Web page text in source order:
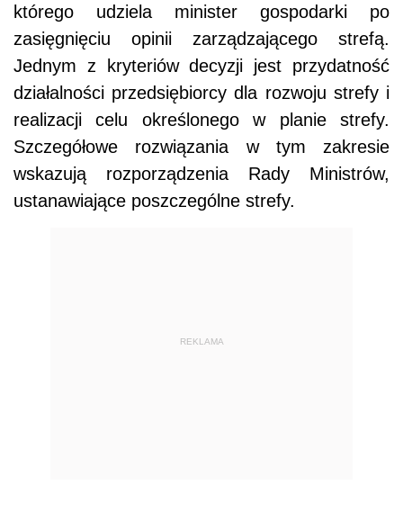
którego udziela minister gospodarki po
zasięgnięciu opinii zarządzającego strefą.
Jednym z kryteriów decyzji jest przydatność
działalności przedsiębiorcy dla rozwoju strefy i
realizacji celu określonego w planie strefy.
Szczegółowe rozwiązania w tym zakresie
wskazują rozporządzenia Rady Ministrów,
ustanawiające poszczególne strefy.
REKLAMA